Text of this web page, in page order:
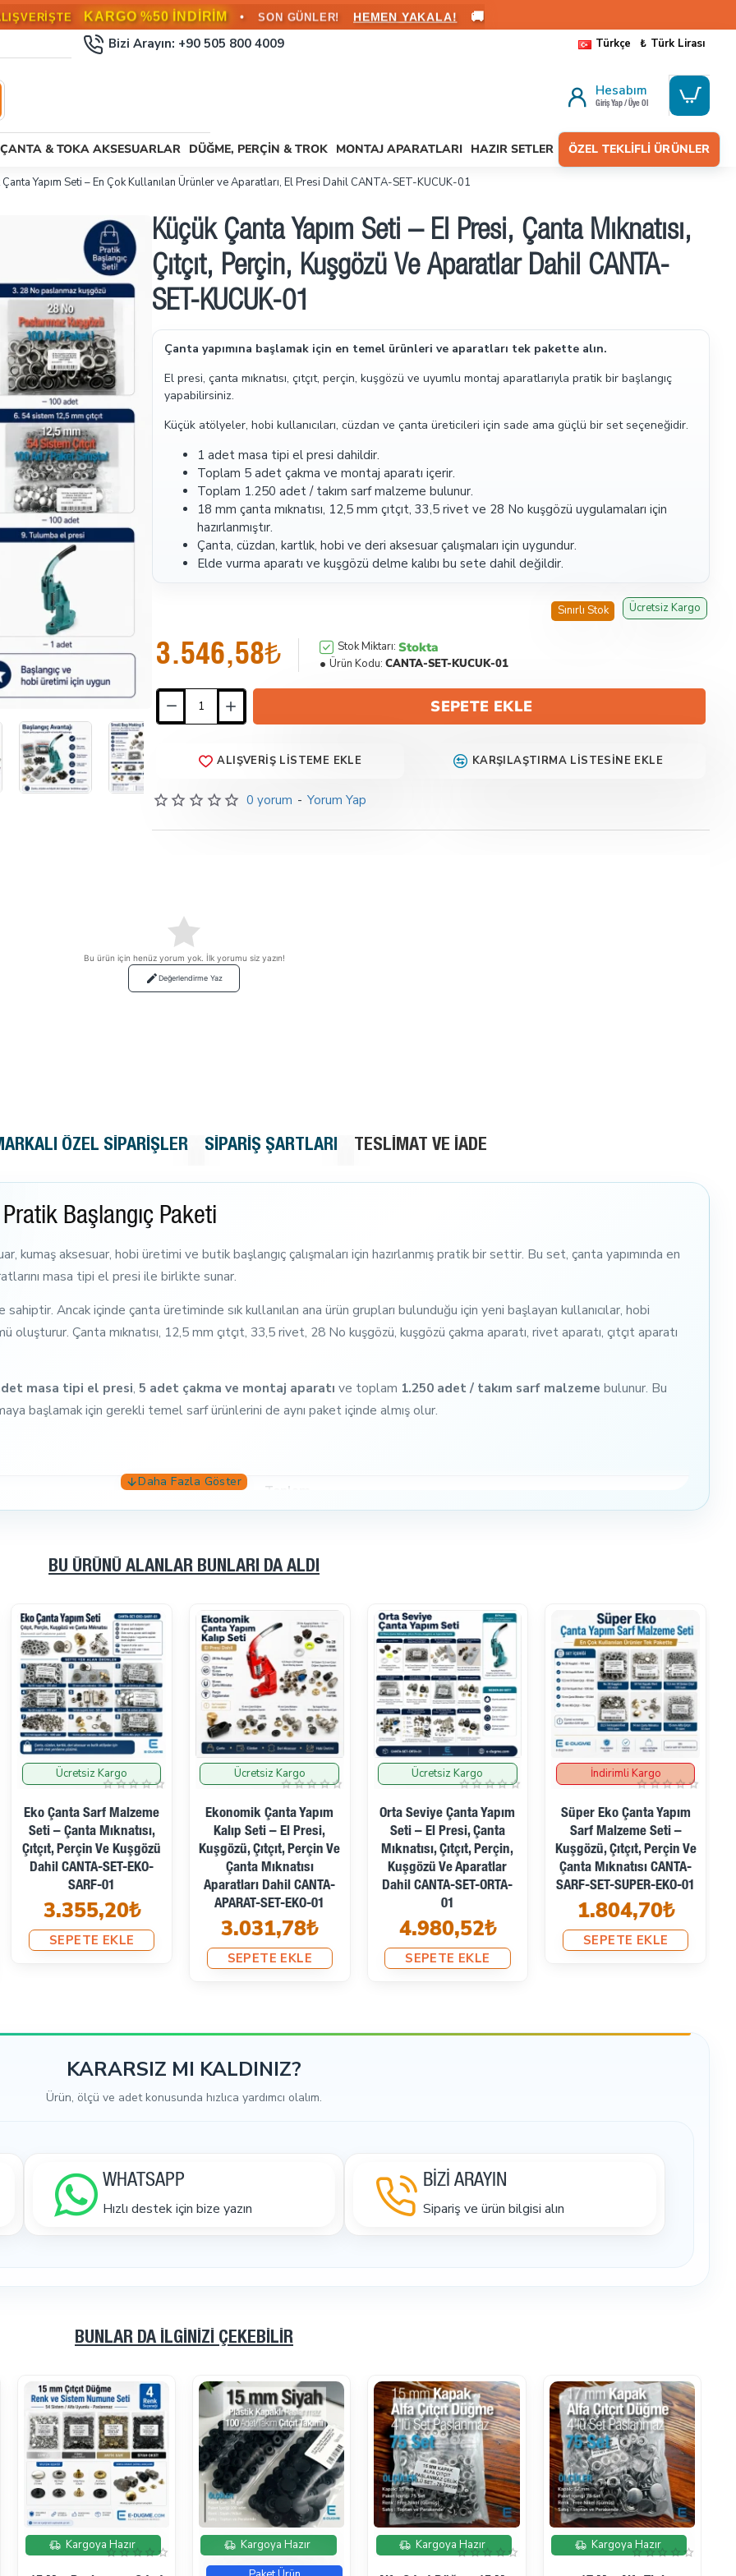
ÜZERİ SİPARİŞLERDE KARGO BEDAVA! • HEMEN FAYDALANIN 🚚
Bizi Arayın: +90 505 800 4009 Türkçe ₺ Türk Lirası
Hesabım
Giriş Yap / Üye Ol
ÇANTA & TOKA AKSESUARLAR DÜĞME, PERÇIN & TROK MONTAJ APARATLARI HAZIR SETLER ÖZEL TEKLIFLI ÜRÜNLER
Çanta Yapım Seti – En Çok Kullanılan Ürünler ve Aparatları, El Presi Dahil CANTA-SET-KUCUK-01
Küçük Çanta Yapım Seti – El Presi, Çanta Mıknatısı,
Çıtçıt, Perçin, Kuşgözü Ve Aparatlar Dahil CANTA-
SET-KUCUK-01
Çanta yapımına başlamak için en temel ürünleri ve aparatları tek pakette alın.
El presi, çanta mıknatısı, çıtçıt, perçin, kuşgözü ve uyumlu montaj aparatlarıyla pratik bir başlangıç
yapabilirsiniz.
Küçük atölyeler, hobi kullanıcıları, cüzdan ve çanta üreticileri için sade ama güçlü bir set seçeneğidir.
1 adet masa tipi el presi dahildir.
Toplam 5 adet çakma ve montaj aparatı içerir.
Toplam 1.250 adet / takım sarf malzeme bulunur.
18 mm çanta mıknatısı, 12,5 mm çıtçıt, 33,5 rivet ve 28 No kuşgözü uygulamaları için
hazırlanmıştır.
Çanta, cüzdan, kartlık, hobi ve deri aksesuar çalışmaları için uygundur.
Elde vurma aparatı ve kuşgözü delme kalıbı bu sete dahil değildir.
Ücretsiz Kargo
Sınırlı Stok
0 yorum - Yorum Yap
3.546,58₺ Stok Miktarı: Stokta
Ürün Kodu: CANTA-SET-KUCUK-01
SEPETE EKLE
ALIŞVERIŞ LISTEME EKLE KARŞILAŞTIRMA LISTESINE EKLE
Bu ürün için henüz yorum yok. İlk yorumu siz yazın!
Değerlendirme Yaz
ÖZEL SIPARIŞLER SIPARIŞ ŞARTLARI TESLIMAT VE İADE
Başlangıç Paketi
kumaş aksesuar, hobi üretimi ve butik başlangıç çalışmaları için hazırlanmış pratik bir settir. Bu set, çanta yapımında en
masa tipi el presi ile birlikte sunar.
Ancak içinde çanta üretiminde sık kullanılan ana ürün grupları bulunduğu için yeni başlayan kullanıcılar, hobi
Çanta mıknatısı, 12,5 mm çıtçıt, 33,5 rivet, 28 No kuşgözü, kuşgözü çakma aparatı, rivet aparatı, çıtçıt aparatı
masa tipi el presi, 5 adet çakma ve montaj aparatı ve toplam 1.250 adet / takım sarf malzeme bulunur. Bu
başlamak için gerekli temel sarf ürünlerini de aynı paket içinde almış olur.
Toplam
9 ürün satırı
Adet
montaj aparatı
1 set
kuşgözü çakma aparatı
1 set
mm
100 adet
aparatı – tek troklu çanta mıknatısı uyumlu
1 set
troklu – mıknatıslı çanta çıtçıtı plus kalite
50 adet
hafif bombeli paslanmaz çıtçıt
100 adet
7,5 mm bacak saç malzeme perçin
1000 adet
uygulama aparatı – çakma kalıbı
kumaş kaplama düğme uygulama makinası
ihtiyaç duyulan parçalar genellikle kapama, sabitleme ve kuşgözü uygulama ürünleridir. Bu set, bu temel ihtiyaçlara
aparatlar ile birlikte çıtçıt, perçin, kuşgözü ve benzeri uygulamalarda daha kontrollü çalışma imkânı sağlar. Elde vurma
kullanabilir veya ihtiyacınıza göre uygun delme kalıbını ayrıca talep edebilirsiniz.
kullanılması önemlidir. Yanlış aparat seçimi ürünün görünümünü bozabilir, uygulama kalitesini düşürebilir ve malzeme
birlikte sunduğu için kullanıcıya zaman kazandırır ve başlangıçta yaşanabilecek uyumsuzluk riskini azaltır.
kullanıcıları, cüzdan yapanlar, deri aksesuar çalışanlar, küçük atölyeler ve butik üretime ilk adım atan kullanıcılar için
birlikte temel ürün ve aparatları almak isteyen müşteriler için sade ve pratik bir çözümdür.
BU ÜRÜNÜ ALANLAR BUNLARI DA ALDI
Ücretsiz Kargo
Ekonomik Çanta Yapım
Kalıp Seti – El Presi,
Kuşgözü, Çıtçıt, Perçin Ve
Çanta Mıknatısı
Aparatları Dahil CANTA-
APARAT-SET-EKO-01
3.031,78₺
Ücretsiz Kargo
Orta Seviye Çanta Yapım
Seti – El Presi, Çanta
Mıknatısı, Çıtçıt, Perçin,
Kuşgözü Ve Aparatlar
Dahil CANTA-SET-ORTA-
01
4.980,52₺
SEPETE EKLE
İndirimli Kargo
Süper Eko Çanta Yapım
Sarf Malzeme Seti –
Kuşgözü, Çıtçıt, Perçin Ve
Çanta Mıknatısı CANTA-
SARF-SET-SUPER-EKO-01
1.804,70₺
SEPETE EKLE
İndirimli Kargo
Süper Ekonomik Çanta
Yapım Kalıp Seti –
Kuşgözü, Çıtçıt, Perçin Ve
Çanta Mıknatısı
Aparatları CANTA-
APARAT-SET-SUPER-EKO-
01
1.922,98₺
KARARSIZ MI KALDINIZ?
Ürün, ölçü ve adet konusunda hızlıca yardımcı olalım.
WHATSAPP
Hızlı destek için bize yazın
BİZİ ARAYIN
Sipariş ve ürün bilgisi alın
BUNLAR DA İLGINIZI ÇEKEBILIR
İndirimde
Kargoya Hazır İndirimde
Kargoya Hazır İndirimde
Kargoya Hazır İndirimde
Kargoya Hazır